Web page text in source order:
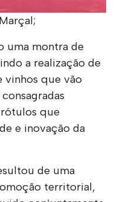
uma montra de
a realização de
vinhos que vão
rótulos que
e inovação da
de uma
territorial,